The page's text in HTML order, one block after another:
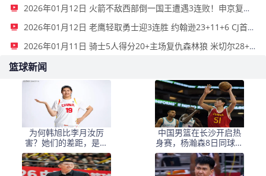
2026年01月12日 火箭不敌西部倒一国王遭遇3连败！申京复出19+9 阿门31+13+6
2026年01月12日 老鹰轻取勇士迎3连胜 约翰逊23+11+6 CJ首秀12分 库里31+5
2026年01月11日 骑士5人得分20+主场复仇森林狼 米切尔28+8 爱德华兹25+5
篮球新闻
为何韩旭比李月汝厉
害？她们的差距，是张
子宇选秀顺位暴跌的原
因
中国男篮在长沙开启热
身赛，杨瀚森8日同球队
会合